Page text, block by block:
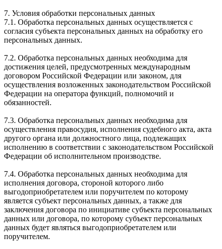
7. Условия обработки персональных данных
7.1. Обработка персональных данных осуществляется с
согласия субъекта персональных данных на обработку его
персональных данных.
7.2. Обработка персональных данных необходима для
достижения целей, предусмотренных международным
договором Российской Федерации или законом, для
осуществления возложенных законодательством Российской
Федерации на оператора функций, полномочий и
обязанностей.
7.3. Обработка персональных данных необходима для
осуществления правосудия, исполнения судебного акта, акта
другого органа или должностного лица, подлежащих
исполнению в соответствии с законодательством Российской
Федерации об исполнительном производстве.
7.4. Обработка персональных данных необходима для
исполнения договора, стороной которого либо
выгодоприобретателем или поручителем по которому
является субъект персональных данных, а также для
заключения договора по инициативе субъекта персональных
данных или договора, по которому субъект персональных
данных будет являться выгодоприобретателем или
поручителем.